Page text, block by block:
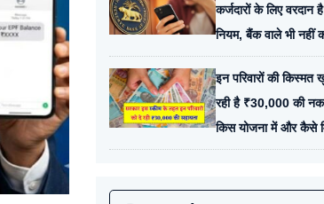
कर्जदारों के लिए वरदान
नियम, बैंक वाले भी
परेशान
इन परिवारों की किस्मत
रही है ₹30,000 की
किस योजना में और कैसे
पैसा